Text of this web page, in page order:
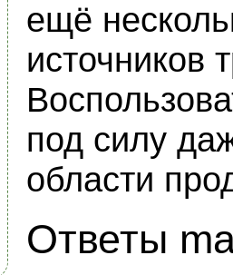
ещё
источников
под силу
области
Ответы